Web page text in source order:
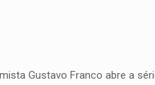
Gustavo Franco abre a